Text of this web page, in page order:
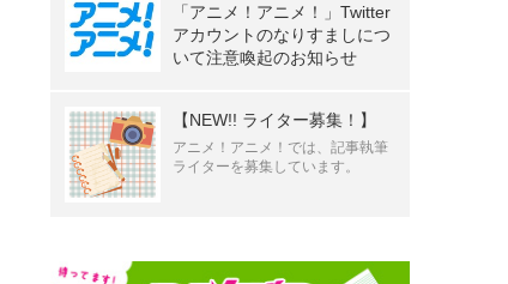
「アニメ！アニメ！」Twitter
アカウントのなりすましにつ
いて注意喚起のお知らせ
【NEW!! ライター募集！】
アニメ！アニメ！では、記事執筆
ライターを募集しています。